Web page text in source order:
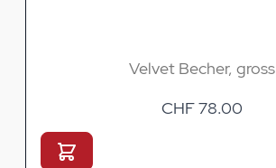
Velvet Becher, gross
CHF 78.00